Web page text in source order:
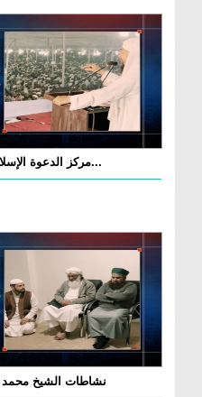
مركز الدعوة الإسلامية ينظم اجتماعًا تربويًا ضخمًا...
نشاطات الشيخ محمد